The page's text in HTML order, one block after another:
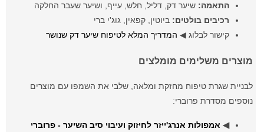
התאמה: שיער דק, דליל, חלש, עייף, ושיער שעבר החלקה
רכיבים בולטים: ביוטין, קפאין, גוג'י ברי
קישור לבלוג ◀ המדריך המלא לטיפוח שיער דק שנושר
מוצרים משלימים מומלצים
לבניית שגרת טיפוח מחזקת ומלאה, שלבי את השמפו עם מוצרים
נוספים מסדרת פרוברי:
◀ אמפולות אנרג'ייזר לחיזוק ועיבוי סיב השיער - פרוברי